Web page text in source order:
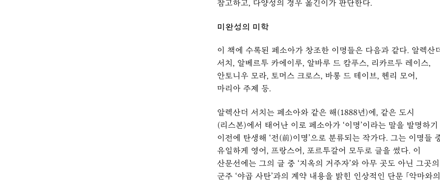
참고하고, 다양성의 경우 옮긴이가 판단한다.
미완성의 미학
이 책에 수록된 페소아가 창조한 이명들은 다음과 같다. 알렉산
서치, 알베르투 카에이루, 알바루 드 캄푸스, 리카르두 레이스,
안토니우 모라, 토머스 크로스, 바롱 드 테이브, 헨리 모어,
마리아 주제 등.
알렉산더 서치는 페소아와 같은 해(1888년)에, 같은 도시
(리스본)에서 태어난 이로 페소아가 ‘이명’이라는 말을 발명하기
이전에 탄생해 ‘전(前)이명’으로 분류되는 작가다. 그는 이명들
유일하게 영어, 프랑스어, 포르투갈어 모두로 글을 썼다. 이
산문선에는 그의 글 중 ‘지옥의 거주자’와 아무 곳도 아닌 그곳의
군주 ‘야곱 사탄’과의 계약 내용을 밝힌 인상적인 단문 「악마와의